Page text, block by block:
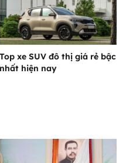
Top xe SUV đô thị giá rẻ bậc
nhất hiện nay